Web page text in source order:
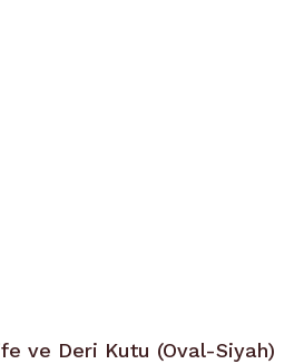
ve Deri Kutu (Oval-Siyah)